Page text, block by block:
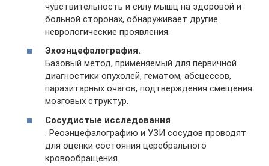
чувствительность и силу мышц на здоровой и
больной сторонах, обнаруживает другие
неврологические проявления.
Эхоэнцефалография.
Базовый метод, применяемый для первичной
диагностики опухолей, гематом, абсцессов,
паразитарных очагов, подтверждения смещения
мозговых структур.
Сосудистые исследования
. Реоэнцефалографию и УЗИ сосудов проводят
для оценки состояния церебрального
кровообращения.